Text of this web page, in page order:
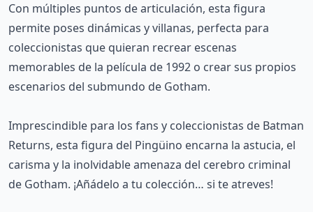
Con múltiples puntos de articulación, esta figura
permite poses dinámicas y villanas, perfecta para
coleccionistas que quieran recrear escenas
memorables de la película de 1992 o crear sus propios
escenarios del submundo de Gotham.
Imprescindible para los fans y coleccionistas de Batman
Returns, esta figura del Pingüino encarna la astucia, el
carisma y la inolvidable amenaza del cerebro criminal
de Gotham. ¡Añádelo a tu colección… si te atreves!